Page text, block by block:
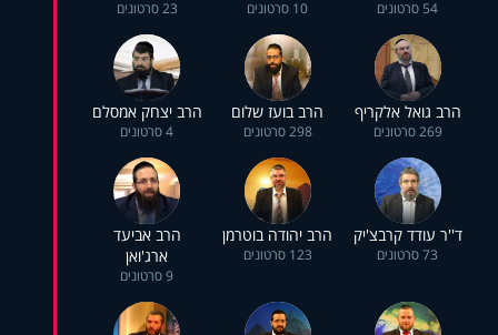
54 סרטונים 10 סרטונים 23 סרטונים
הרב גואל אלקריף
269 סרטונים
הרב בועז שלום
298 סרטונים
הרב יצחק אמסלם
4 סרטונים
ד''ר עודד קרבצ'יק
73 סרטונים
הרב יהודה בוטרמן
123 סרטונים
הרב אביעד
ארג'ואן
9 סרטונים